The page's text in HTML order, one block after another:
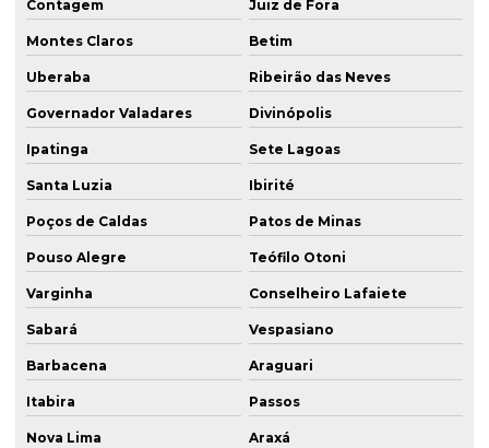
Contagem Juiz de Fora
Montes Claros Betim
Uberaba Ribeirão das Neves
Governador Valadares Divinópolis
Ipatinga Sete Lagoas
Santa Luzia Ibirité
Poços de Caldas Patos de Minas
Pouso Alegre Teófilo Otoni
Varginha Conselheiro Lafaiete
Sabará Vespasiano
Barbacena Araguari
Itabira Passos
Nova Lima Araxá